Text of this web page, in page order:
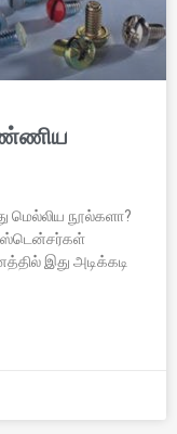
மெல்லிய நூல்களா?
இது அடிக்கடி